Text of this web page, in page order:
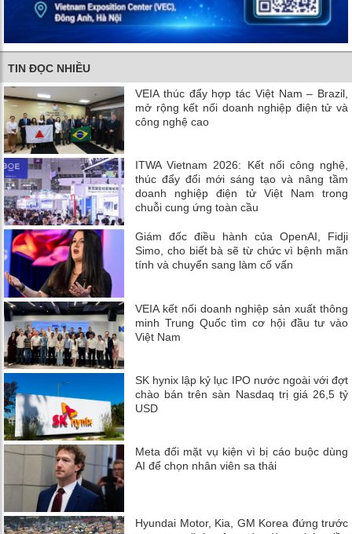
TIN ĐỌC NHIỀU
VEIA thúc đẩy hợp tác Việt Nam – Brazil,
mở rộng kết nối doanh nghiệp điện tử và
công nghệ cao
ITWA Vietnam 2026: Kết nối công nghệ,
thúc đẩy đổi mới sáng tạo và nâng tầm
doanh nghiệp điện tử Việt Nam trong
chuỗi cung ứng toàn cầu
Giám đốc điều hành của OpenAI, Fidji
Simo, cho biết bà sẽ từ chức vì bệnh mãn
tính và chuyển sang làm cố vấn
VEIA kết nối doanh nghiệp sản xuất thông
minh Trung Quốc tìm cơ hội đầu tư vào
Việt Nam
SK hynix lập kỷ lục IPO nước ngoài với đợt
chào bán trên sàn Nasdaq trị giá 26,5 tỷ
USD
Meta đối mặt vụ kiện vì bị cáo buộc dùng
AI để chọn nhân viên sa thải
Hyundai Motor, Kia, GM Korea đứng trước